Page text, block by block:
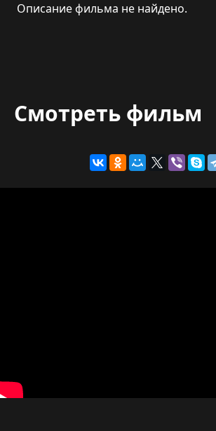
Описание фильма не найдено.
Смотреть фильм